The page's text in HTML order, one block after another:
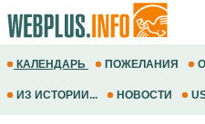
КАЛЕНДАРЬ ПОЖЕЛАНИЯ
ИЗ ИСТОРИИ... НОВОСТИ